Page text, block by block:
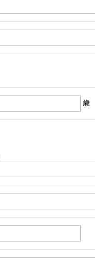
歳